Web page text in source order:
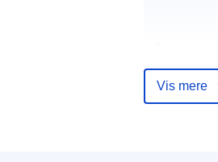
kataloger:
Vis mere